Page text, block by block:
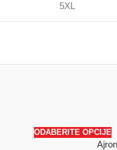
5XL
ODABERITE OPCIJE